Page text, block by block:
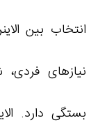
انتخاب بین
نیازهای
بستگی دارد.